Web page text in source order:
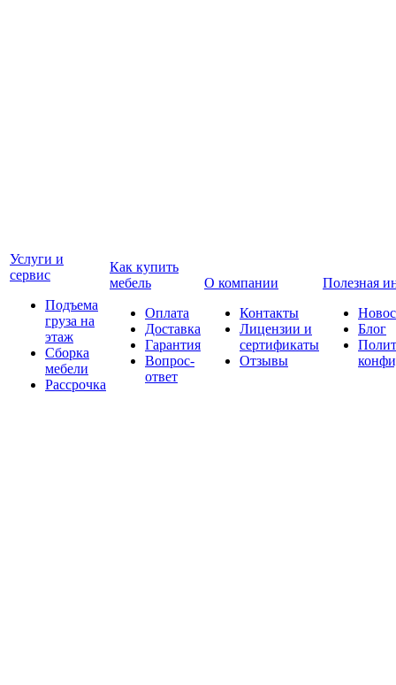
Услуги и
сервис
Подъема
груза на
этаж
Сборка
мебели
Рассрочка
Как купить
мебель
Оплата
Доставка
Гарантия
Вопрос-
ответ
О компании
Контакты
Лицензии и
сертификаты
Отзывы
Полезная
Блог